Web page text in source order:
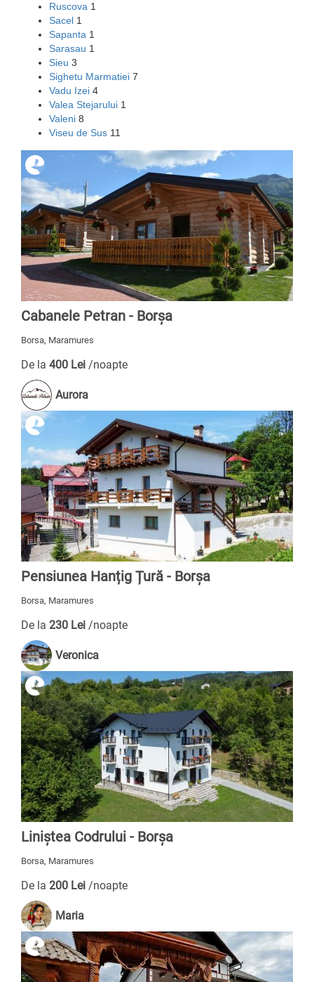
Ruscova 1
Sacel 1
Sapanta 1
Sarasau 1
Sieu 3
Sighetu Marmatiei 7
Vadu Izei 4
Valea Stejarului 1
Valeni 8
Viseu de Sus 11
Cabanele Petran - Borșa
Borsa, Maramures
De la 400 Lei /noapte
Aurora
Pensiunea Hanțig Țură - Borșa
Borsa, Maramures
De la 230 Lei /noapte
Veronica
Liniștea Codrului - Borșa
Borsa, Maramures
De la 200 Lei /noapte
Maria